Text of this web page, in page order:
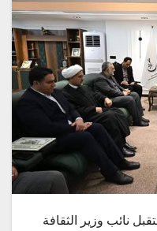
نائب وزير الثقافة